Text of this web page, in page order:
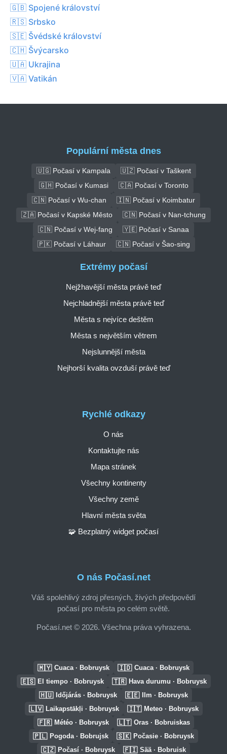
🇬🇧 Spojené království
🇷🇸 Srbsko
🇸🇪 Švédské království
🇨🇭 Švýcarsko
🇺🇦 Ukrajina
🇻🇦 Vatikán
Populární města dnes
🇺🇬 Počasí v Kampala
🇺🇿 Počasí v Taškent
🇬🇭 Počasí v Kumasi
🇨🇦 Počasí v Toronto
🇨🇳 Počasí v Wu-chan
🇮🇳 Počasí v Koimbatur
🇿🇦 Počasí v Kapské Město
🇨🇳 Počasí v Nan-tchung
🇨🇳 Počasí v Wej-fang
🇾🇪 Počasí v Sanaa
🇵🇰 Počasí v Láhaur
🇨🇳 Počasí v Šao-sing
O nás Počasí.net
Váš spolehlivý zdroj přesných, živých předpovědí
počasí pro města po celém světě.
Počasí.net © 2026. Všechna práva vyhrazena.
Rychlé odkazy
O nás
Kontaktujte nás
Mapa stránek
Všechny kontinenty
Všechny země
Hlavní města světa
🧩 Bezplatný widget počasí
Extrémy počasí
Nejžhavější města právě teď
Nejchladnější města právě teď
Města s nejvíce deštěm
Města s největším větrem
Nejslunnější města
Nejhorší kvalita ovzduší právě teď
🇲🇾 Cuaca · Bobruysk 🇮🇩 Cuaca · Bobruysk
🇪🇸 El tiempo · Bobruysk 🇹🇷 Hava durumu · Bobruysk
🇭🇺 Időjárás · Bobruysk 🇪🇪 Ilm · Bobruysk
🇱🇻 Laikapstākļi · Bobruysk 🇮🇹 Meteo · Bobruysk
🇫🇷 Météo · Bobruysk 🇱🇹 Oras · Bobruiskas
🇵🇱 Pogoda · Bobrujsk 🇸🇰 Počasie · Bobruysk
🇨🇿 Počasí · Bobruysk 🇫🇮 Sää · Bobruisk